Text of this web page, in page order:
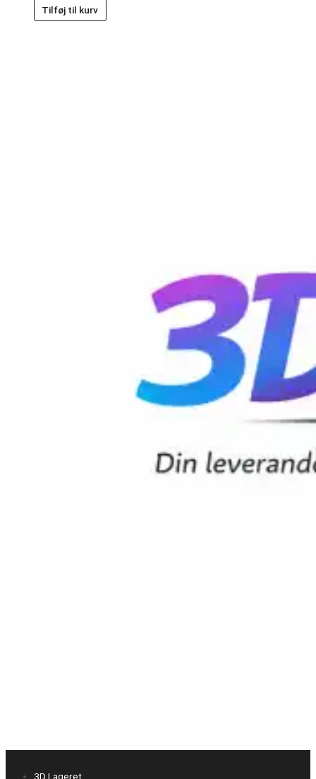
Tilføj til kurv
3D Lageret